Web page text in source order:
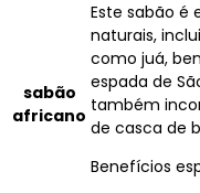
sabão
africano
Este sabão é
naturais,
como juá,
espada de
também
de casca de
Benefícios